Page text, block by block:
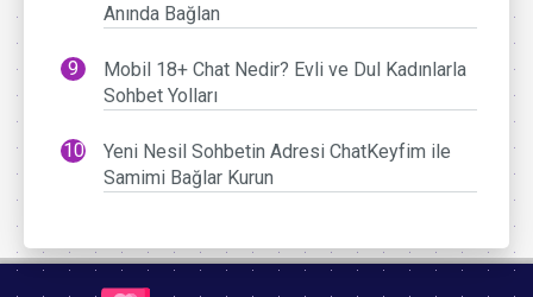
Anında Bağlan
Mobil 18+ Chat Nedir? Evli ve Dul Kadınlarla
Sohbet Yolları
Yeni Nesil Sohbetin Adresi ChatKeyfim ile
Samimi Bağlar Kurun